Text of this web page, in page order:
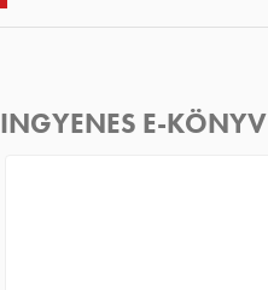
INGYENES E-KÖNYV